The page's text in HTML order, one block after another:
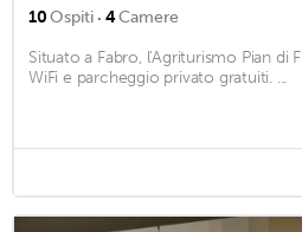
10Ospiti · 4Camere
Situato a Fabro, l'Agriturismo Pian di
WiFi e parcheggio privato gratuiti. ...